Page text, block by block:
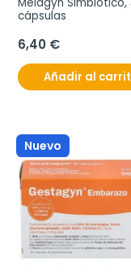
cápsulas
6,40 €
Añadir al
Nuevo